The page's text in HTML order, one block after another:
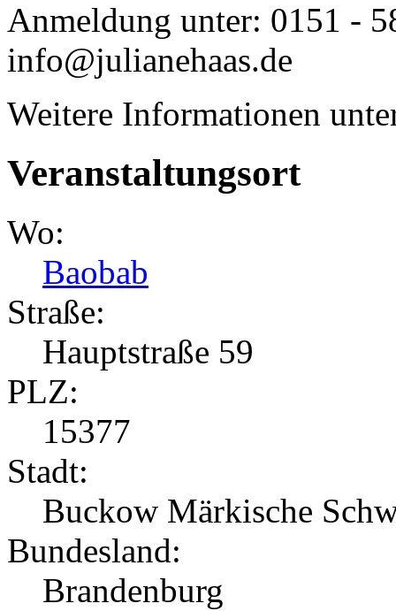
Anmeldung unter: 0151 -
info@julianehaas.de
Weitere Informationen
Veranstaltungsort
Wo:
Baobab
Straße:
Hauptstraße 59
PLZ:
15377
Stadt:
Buckow Märkische
Bundesland:
Brandenburg